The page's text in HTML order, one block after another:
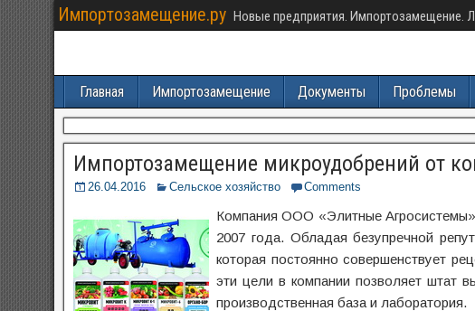
Импортозамещение.ру Новые предприятия. Импортозамещение.
Главная Импортозамещение Документы Проблемы
Импортозамещение микроудобрений от
26.04.2016 Сельское хозяйство Comments
Компания ООО «Элитные
2007 года. Обладая безупречной
которая постоянно совершенствует
эти цели в компании позволяет штат
производственная база и лаборатория.